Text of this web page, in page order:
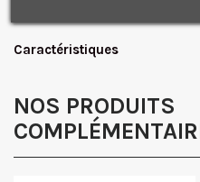
Caractéristiques
NOS PRODUITS
J'accepte de recevoir